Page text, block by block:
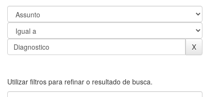
Utilizar filtros para refinar o resultado de busca.